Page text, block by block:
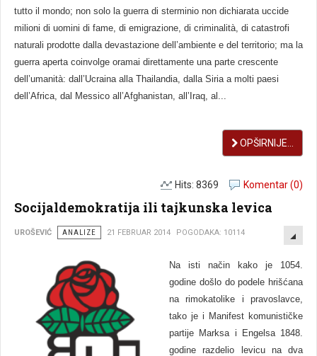
tutto il mondo; non solo la guerra di sterminio non dichiarata uccide
milioni di uomini di fame, di emigrazione, di criminalità, di catastrofi
naturali prodotte dalla devastazione dell’ambiente e del territorio; ma la
guerra aperta coinvolge oramai direttamente una parte crescente
dell’umanità: dall’Ucraina alla Thailandia, dalla Siria a molti paesi
dell’Africa, dal Messico all’Afghanistan, all’Iraq, al...
OPŠIRNIJE...
Komentar (0)
Hits: 8369
Socijaldemokratija ili tajkunska levica
UROŠEVIĆ ANALIZE 21 FEBRUAR 2014 POGODAKA: 10114
Na isti način kako je 1054.
godine došlo do podele hrišćana
na rimokatolike i pravoslavce,
tako je i Manifest komunističke
partije Marksa i Engelsa 1848.
godine razdelio levicu na dva